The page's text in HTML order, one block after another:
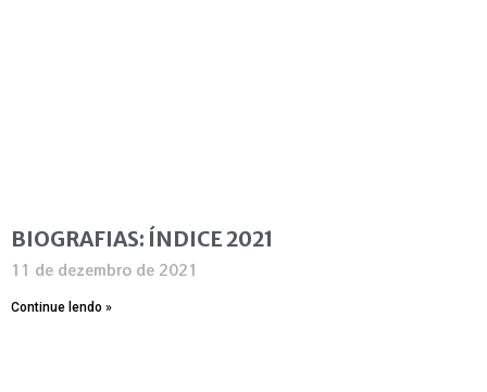
BIOGRAFIAS: ÍNDICE 2021
11 de dezembro de 2021
Continue lendo »